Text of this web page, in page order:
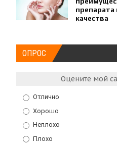
препарата
качества
ОПРОС
Оцените мой
Отлично
Хорошо
Неплохо
Плохо